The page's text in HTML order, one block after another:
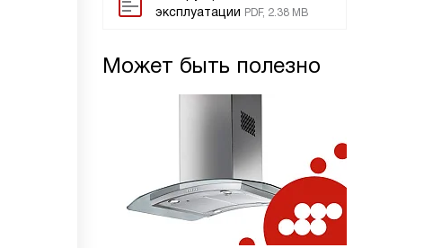
эксплуатации PDF, 2.38 MB
Может быть полезно